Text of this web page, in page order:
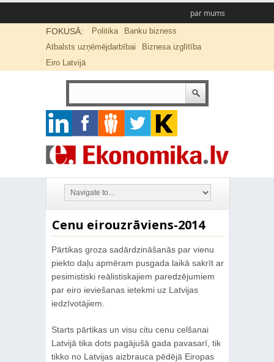
par mums
FOKUSĀ: Politika
Banku bizness
Atbalsts uzņēmējdarbībai
Biznesa izglītība
Eiro Latvijā
Cenu eirouzrāviens-2014
Pārtikas groza sadārdzināšanās par vienu
piekto daļu apmēram pusgada laikā sakrīt ar
pesimistiski reālistiskajiem paredzējumiem
par eiro ieviešanas ietekmi uz Latvijas
iedzīvotājiem.
Starts pārtikas un visu citu cenu celšanai
Latvijā tika dots pagājušā gada pavasarī, tik
tikko no Latvijas aizbrauca pēdējā Eiropas